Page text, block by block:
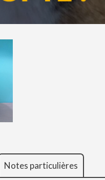
Notes particulières